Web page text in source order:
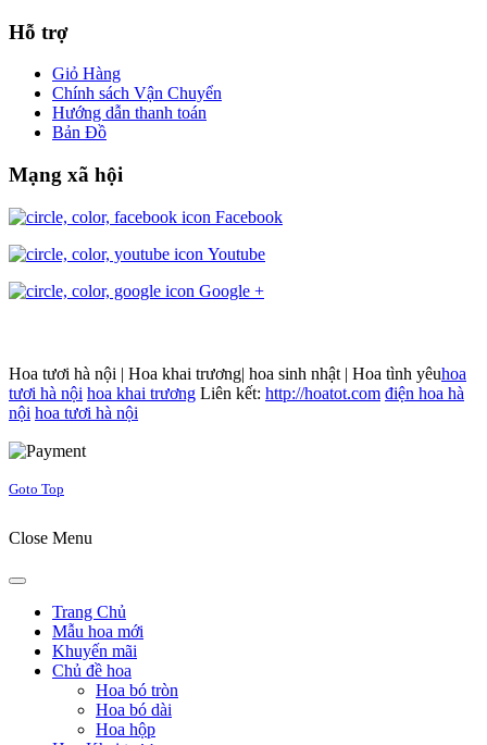
Hỗ trợ
Giỏ Hàng
Chính sách Vận Chuyển
Hướng dẫn thanh toán
Bản Đồ
Mạng xã hội
Facebook
Youtube
Google +
Hoa tươi hà nội | Hoa khai trương| hoa sinh nhật | Hoa tình yêuhoa
tươi hà nội hoa khai trương Liên kết: http://hoatot.com điện hoa hà
nội hoa tươi hà nội
Goto Top
Close Menu
Trang Chủ
Mẫu hoa mới
Khuyến mãi
Chủ đề hoa
Hoa bó tròn
Hoa bó dài
Hoa hộp